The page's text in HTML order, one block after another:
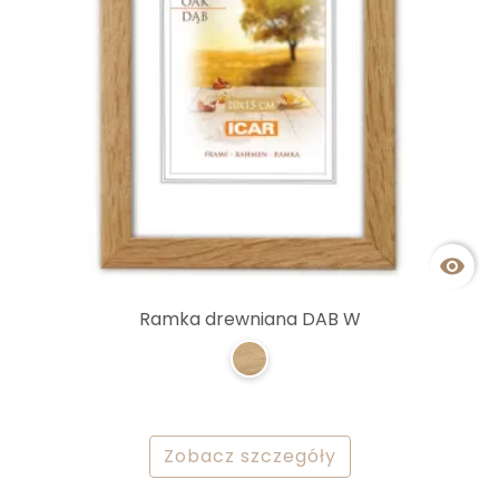

Ramka drewniana DAB W
Zobacz szczegóły